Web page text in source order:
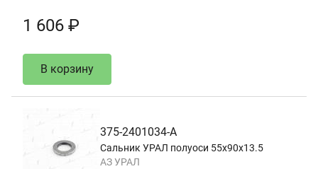
1 606 ₽
В корзину
375-2401034-А
Сальник УРАЛ полуоси 55х90х13.5
АЗ УРАЛ